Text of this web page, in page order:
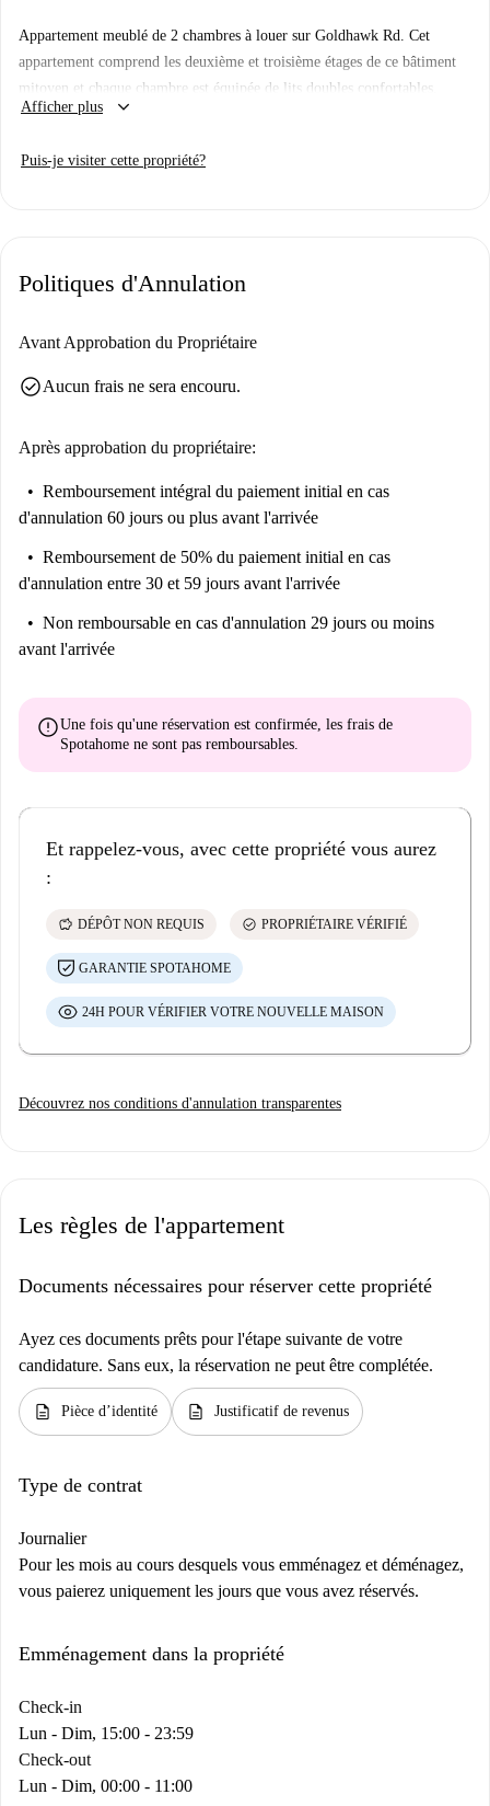
Appartement meublé de 2 chambres à louer sur Goldhawk Rd. Cet
appartement comprend les deuxième et troisième étages de ce bâtiment
mitoyen et chaque chambre est équipée de lits doubles confortables.
L'appartement dispose du Wifi et a été rénové selon des normes
connectée et d'un canapé-lit, ce qui signifie qu'il peut accueillir 2
revenez bientôt pour une visite guidée et des photos à 360° et HD.
Afficher plus keyboard_arrow_down
Puis-je visiter cette propriété?
Politiques d'Annulation
Avant Approbation du Propriétaire
check_circleAucun frais ne sera encouru.
Après approbation du propriétaire:
Remboursement intégral du paiement initial en cas
d'annulation 60 jours ou plus avant l'arrivée
Remboursement de 50% du paiement initial en cas
d'annulation entre 30 et 59 jours avant l'arrivée
Non remboursable en cas d'annulation 29 jours ou moins
avant l'arrivée
errorUne fois qu'une réservation est confirmée, les frais de
Spotahome ne sont pas remboursables.
Et rappelez-vous, avec cette propriété vous aurez
:
savings DÉPÔT NON REQUIS check_circle PROPRIÉTAIRE VÉRIFIÉ
GARANTIE SPOTAHOME
24H POUR VÉRIFIER VOTRE NOUVELLE MAISON
Découvrez nos conditions d'annulation transparentes
Les règles de l'appartement
Documents nécessaires pour réserver cette propriété
Ayez ces documents prêts pour l'étape suivante de votre
candidature. Sans eux, la réservation ne peut être complétée.
description Pièce d’identité description Justificatif de revenus
Type de contrat
Journalier
Pour les mois au cours desquels vous emménagez et déménagez,
vous paierez uniquement les jours que vous avez réservés.
Emménagement dans la propriété
Check-in
Lun - Dim, 15:00 - 23:59
Check-out
Lun - Dim, 00:00 - 11:00